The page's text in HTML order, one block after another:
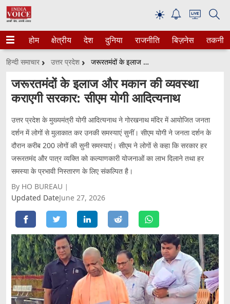
☀
होम क्षेत्रीय देश दुनिया राजनीति बिज़नेस तकनीक
हिन्दी समाचार उत्तर प्रदेश जरूरतमंदों के इलाज और मकान की व्यवस्था कराएगी सरकार: सीएम योगी आदित्यनाथ
जरूरतमंदों के इलाज और मकान की व्यवस्था
कराएगी सरकार: सीएम योगी आदित्यनाथ
उत्तर प्रदेश के मुख्यमंत्री योगी आदित्यनाथ ने गोरखनाथ मंदिर में आयोजित जनता
दर्शन में लोगों से मुलाकात कर उनकी समस्याएं सुनीं। सीएम योगी ने जनता दर्शन के
दौरान करीब 200 लोगों की सुनी समस्याएं। सीएम ने लोगों से कहा कि सरकार हर
जरूरतमंद और पात्र व्यक्ति को कल्याणकारी योजनाओं का लाभ दिलाने तथा हर
समस्या के प्रभावी निस्तारण के लिए संकल्पित है।
By HO BUREAU
Updated DateJune 27, 2026